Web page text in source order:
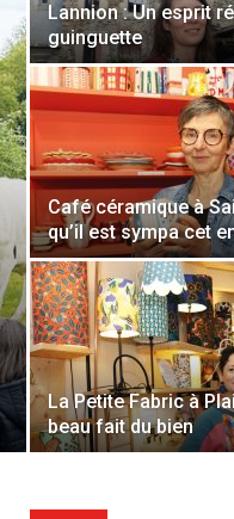
Lannion : Un esprit
guinguette
Café céramique à
qu’il est sympa cet
La Petite Fabric à
beau fait du bien